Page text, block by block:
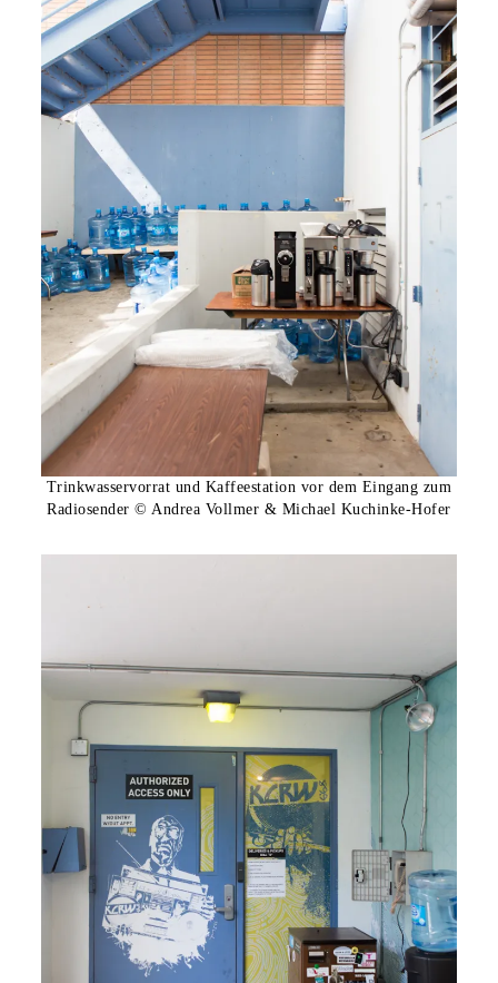
Trinkwasservorrat und Kaffeestation vor dem Eingang zum
Radiosender © Andrea Vollmer & Michael Kuchinke-Hofer